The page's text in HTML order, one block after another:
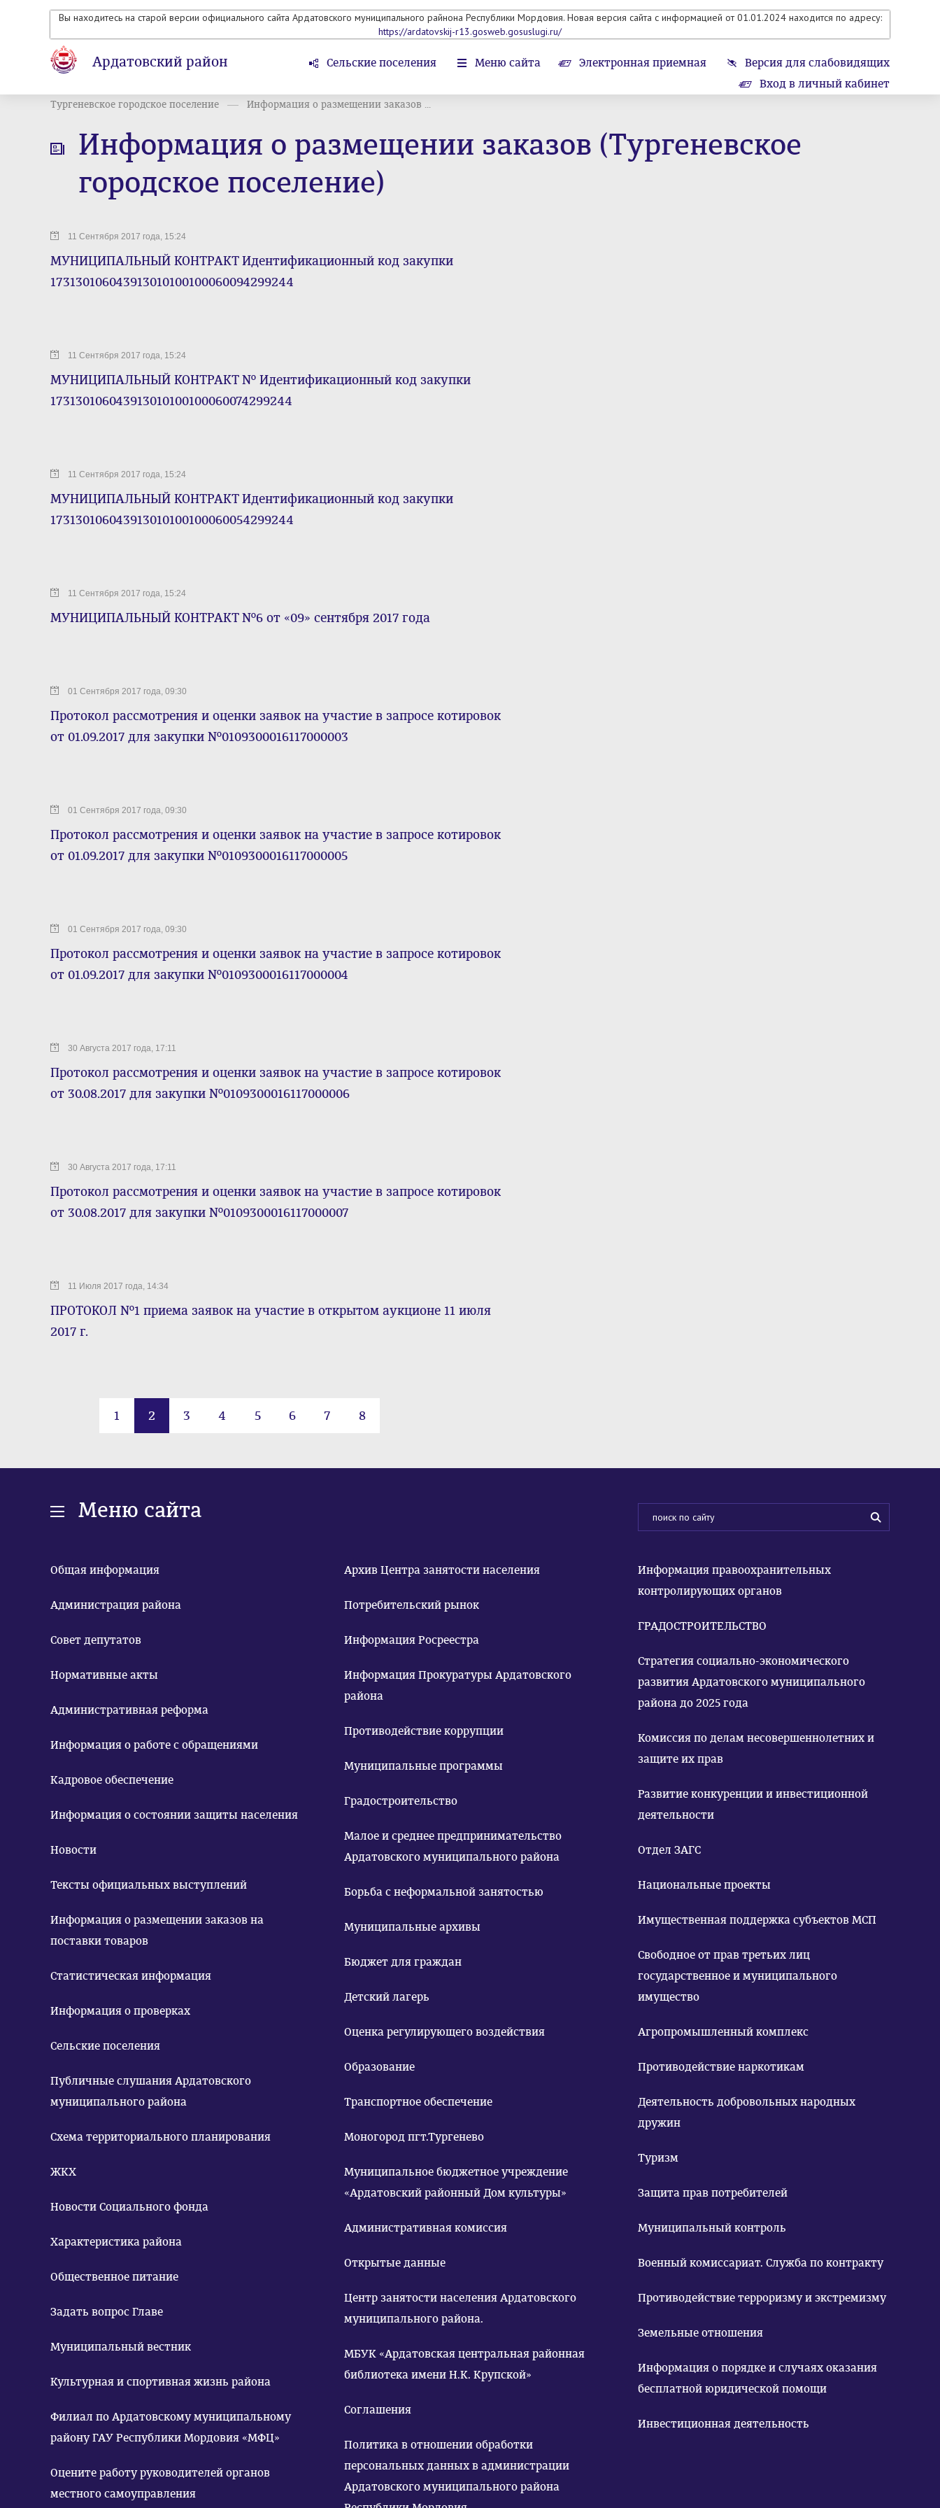
Вы находитесь на старой версии официального сайта Ардатовского муниципального райнона Республики Мордовия. Новая версия сайта с информацией от 01.01.2024 находится по адресу:
https://ardatovskij-r13.gosweb.gosuslugi.ru/
Ардатовский район Сельские поселения Меню сайта Электронная приемная
Версия для слабовидящих
Вход в личный кабинет
Тургеневское городское поселение Информация о размещении заказов ...
Информация о размещении заказов (Тургеневское
городское поселение)
11 Сентября 2017 года, 15:24
МУНИЦИПАЛЬНЫЙ КОНТРАКТ Идентификационный код закупки
173130106043913010100100060094299244
11 Сентября 2017 года, 15:24
МУНИЦИПАЛЬНЫЙ КОНТРАКТ № Идентификационный код закупки
173130106043913010100100060074299244
11 Сентября 2017 года, 15:24
МУНИЦИПАЛЬНЫЙ КОНТРАКТ Идентификационный код закупки
173130106043913010100100060054299244
11 Сентября 2017 года, 15:24
МУНИЦИПАЛЬНЫЙ КОНТРАКТ №6 от «09» сентября 2017 года
01 Сентября 2017 года, 09:30
Протокол рассмотрения и оценки заявок на участие в запросе котировок
от 01.09.2017 для закупки №0109300016117000003
01 Сентября 2017 года, 09:30
Протокол рассмотрения и оценки заявок на участие в запросе котировок
от 01.09.2017 для закупки №0109300016117000005
01 Сентября 2017 года, 09:30
Протокол рассмотрения и оценки заявок на участие в запросе котировок
от 01.09.2017 для закупки №0109300016117000004
30 Августа 2017 года, 17:11
Протокол рассмотрения и оценки заявок на участие в запросе котировок
от 30.08.2017 для закупки №0109300016117000006
30 Августа 2017 года, 17:11
Протокол рассмотрения и оценки заявок на участие в запросе котировок
от 30.08.2017 для закупки №0109300016117000007
11 Июля 2017 года, 14:34
ПРОТОКОЛ №1 приема заявок на участие в открытом аукционе 11 июля
2017 г.
1 2 3 4 5 6 7 8
Меню сайта
Общая информация
Администрация района
Совет депутатов
Нормативные акты
Административная реформа
Информация о работе с обращениями
Кадровое обеспечение
Информация о состоянии защиты населения
Новости
Тексты официальных выступлений
Информация о размещении заказов на
поставки товаров
Статистическая информация
Информация о проверках
Сельские поселения
Публичные слушания Ардатовского
муниципального района
Схема территориального планирования
ЖКХ
Новости Социального фонда
Характеристика района
Общественное питание
Задать вопрос Главе
Муниципальный вестник
Культурная и спортивная жизнь района
Филиал по Ардатовскому муниципальному
району ГАУ Республики Мордовия «МФЦ»
Оцените работу руководителей органов
местного самоуправления
Архив Центра занятости населения
Потребительский рынок
Информация Росреестра
Информация Прокуратуры Ардатовского
района
Противодействие коррупции
Муниципальные программы
Градостроительство
Малое и среднее предпринимательство
Ардатовского муниципального района
Борьба с неформальной занятостью
Муниципальные архивы
Бюджет для граждан
Детский лагерь
Оценка регулирующего воздействия
Образование
Транспортное обеспечение
Моногород пгт.Тургенево
Муниципальное бюджетное учреждение
«Ардатовский районный Дом культуры»
Административная комиссия
Открытые данные
Центр занятости населения Ардатовского
муниципального района.
МБУК «Ардатовская центральная районная
библиотека имени Н.К. Крупской»
Соглашения
Политика в отношении обработки
персональных данных в администрации
Ардатовского муниципального района
Информация правоохранительных
контролирующих органов
ГРАДОСТРОИТЕЛЬСТВО
Стратегия социально-экономического
развития Ардатовского муниципального
района до 2025 года
Комиссия по делам несовершеннолетних и
защите их прав
Развитие конкуренции и инвестиционной
деятельности
Отдел ЗАГС
Национальные проекты
Имущественная поддержка субъектов МСП
Свободное от прав третьих лиц
государственное и муниципального
имущество
Агропромышленный комплекс
Противодействие наркотикам
Деятельность добровольных народных
дружин
Туризм
Защита прав потребителей
Муниципальный контроль
Военный комиссариат. Служба по контракту
Противодействие терроризму и экстремизму
Земельные отношения
Информация о порядке и случаях оказания
бесплатной юридической помощи
Инвестиционная деятельность